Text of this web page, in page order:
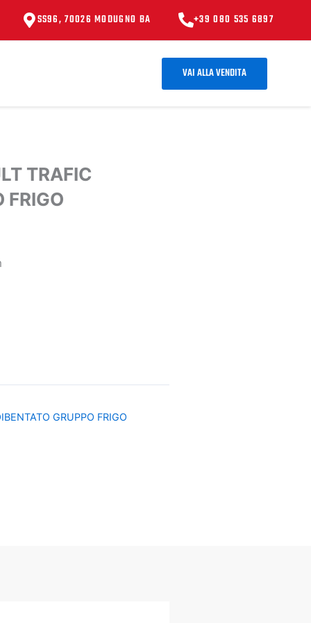
SS96, 70026 MODUGNO BA +39 080 535 6897
VAI ALLA VENDITA
TRAFIC
FRIGO
GRUPPO FRIGO